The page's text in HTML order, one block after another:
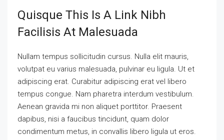
Quisque This Is A Link Nibh
Facilisis At Malesuada
Nullam tempus sollicitudin cursus. Nulla elit mauris,
volutpat eu varius malesuada, pulvinar eu ligula. Ut et
adipiscing erat. Curabitur adipiscing erat vel libero
tempus congue. Nam pharetra interdum vestibulum.
Aenean gravida mi non aliquet porttitor. Praesent
dapibus, nisi a faucibus tincidunt, quam dolor
condimentum metus, in convallis libero ligula ut eros.